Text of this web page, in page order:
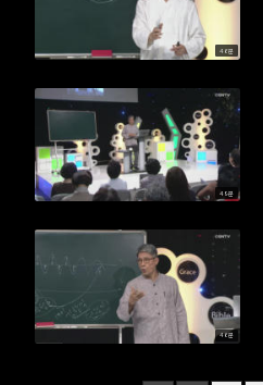
46분
49분
46분